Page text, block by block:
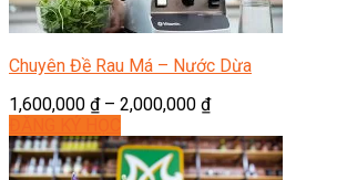
Chuyên Đề Rau Má – Nước Dừa
1,600,000 ₫– 2,000,000 ₫